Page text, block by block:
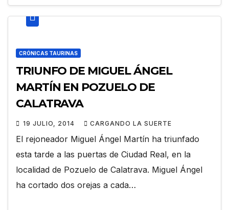
CRÓNICAS TAURINAS
TRIUNFO DE MIGUEL ÁNGEL
MARTÍN EN POZUELO DE
CALATRAVA
19 JULIO, 2014 CARGANDO LA SUERTE
El rejoneador Miguel Ángel Martín ha triunfado
esta tarde a las puertas de Ciudad Real, en la
localidad de Pozuelo de Calatrava. Miguel Ángel
ha cortado dos orejas a cada…